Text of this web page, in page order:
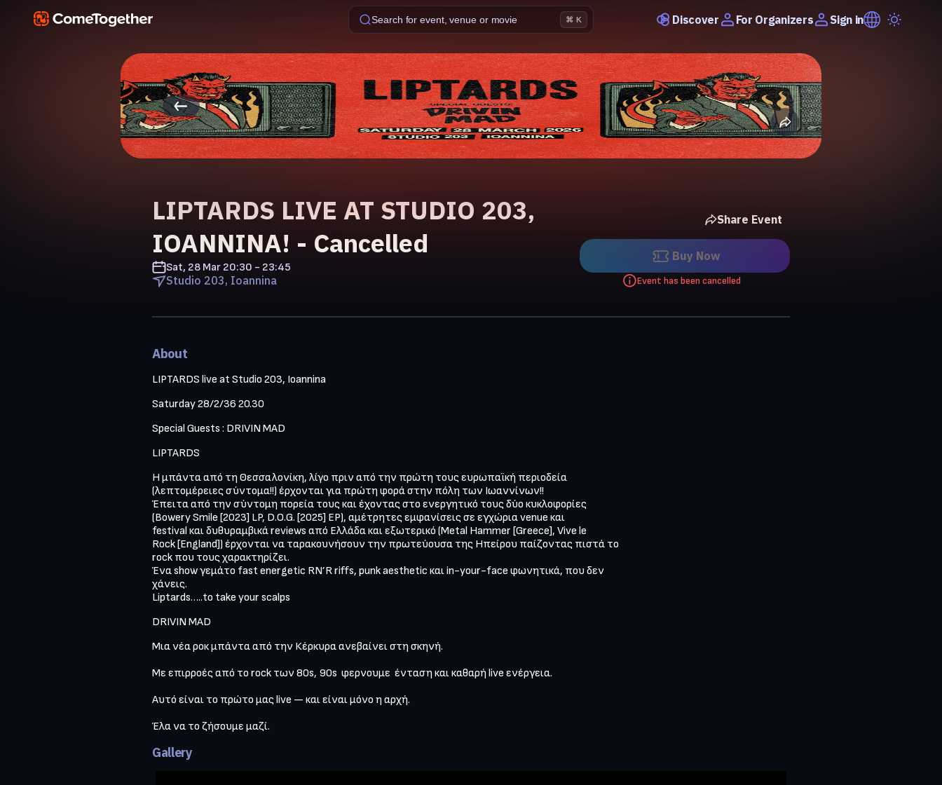
Search for event, venue or movie ⌘ K Discover For Organizers Sign in
LIPTARDS LIVE AT STUDIO 203,
IOANNINA! - Cancelled
Sat, 28 Mar 20:30 - 23:45
Studio 203, Ioannina
Share Event
Buy Now
Event has been cancelled
About
LIPTARDS live at Studio 203, Ioannina
Saturday 28/2/36 20.30
Special Guests : DRIVIN MAD
LIPTARDS
Η μπάντα από τη Θεσσαλονίκη, λίγο πριν από την πρώτη τους ευρωπαϊκή περιοδεία
(λεπτομέρειες σύντομα!!) έρχονται για πρώτη φορά στην πόλη των Ιωαννίνων!!
Έπειτα από την σύντομη πορεία τους και έχοντας στο ενεργητικό τους δύο κυκλοφορίες
(Bowery Smile [2023] LP, D.O.G. [2025] EP), αμέτρητες εμφανίσεις σε εγχώρια venue και
festival και δυθυραμβικά reviews από Ελλάδα και εξωτερικό (Metal Hammer [Greece], Vive le
Rock [England]) έρχονται να ταρακουνήσουν την πρωτεύουσα της Ηπείρου παίζοντας πιστά το
rock που τους χαρακτηρίζει.
Ένα show γεμάτο fast energetic RN’R riffs, punk aesthetic και in-your-face φωνητικά, που δεν
χάνεις.
Liptards…..to take your scalps
DRIVIN MAD
Μια νέα ροκ μπάντα από την Κέρκυρα ανεβαίνει στη σκηνή.
Με επιρροές από το rock των 80s, 90s  φερνουμε  ένταση και καθαρή live ενέργεια.
Αυτό είναι το πρώτο μας live — και είναι μόνο η αρχή.
Έλα να το ζήσουμε μαζί.
Gallery